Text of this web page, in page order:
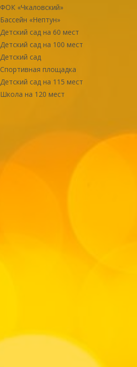
ФОК «Чкаловский»
Бассейн «Нептун»
Детский сад на 60 мест
Детский сад на 100 мест
Детский сад
Спортивная площадка
Детский сад на 115 мест
Школа на 120 мест